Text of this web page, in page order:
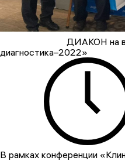
ДИАКОН на
диагностика–2022»
В рамках конференции